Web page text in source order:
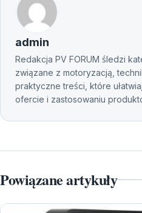
admin
Redakcja PV FORUM śledzi
związane z motoryzacją,
praktyczne treści, które
ofercie i zastosowaniu
Powiązane artykuły